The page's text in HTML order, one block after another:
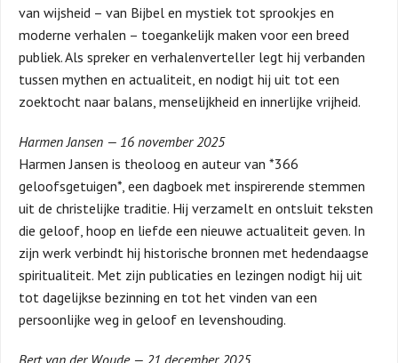
van wijsheid – van Bijbel en mystiek tot sprookjes en
moderne verhalen – toegankelijk maken voor een breed
publiek. Als spreker en verhalenverteller legt hij verbanden
tussen mythen en actualiteit, en nodigt hij uit tot een
zoektocht naar balans, menselijkheid en innerlijke vrijheid.
Harmen Jansen — 16 november 2025
Harmen Jansen is theoloog en auteur van *366
geloofsgetuigen*, een dagboek met inspirerende stemmen
uit de christelijke traditie. Hij verzamelt en ontsluit teksten
die geloof, hoop en liefde een nieuwe actualiteit geven. In
zijn werk verbindt hij historische bronnen met hedendaagse
spiritualiteit. Met zijn publicaties en lezingen nodigt hij uit
tot dagelijkse bezinning en tot het vinden van een
persoonlijke weg in geloof en levenshouding.
Bert van der Woude — 21 december 2025